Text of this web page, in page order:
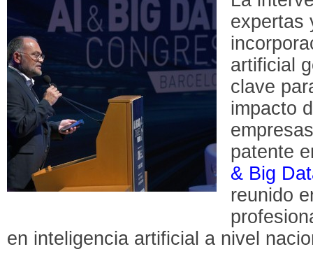
expertas
artificial
clave
impacto
patente
& Big
reunido
en inteligencia artificial a nivel